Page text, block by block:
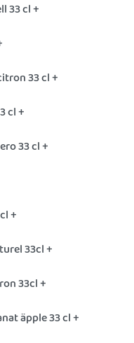
33 cl +
33 cl +
cl +
33 cl +
+
33cl +
33cl +
äpple 33 cl +